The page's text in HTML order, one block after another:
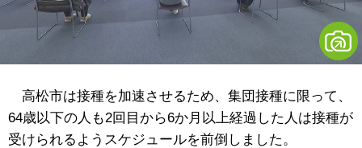
高松市は接種を加速させるため、集団接種に限って、
64歳以下の人も2回目から6か月以上経過した人は接種が
受けられるようスケジュールを前倒しました。